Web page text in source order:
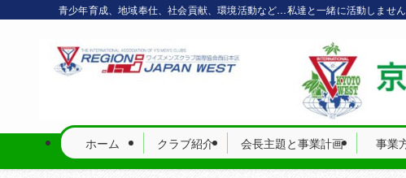
青少年育成、地域奉仕、社会貢献、環境活動など…私達と一緒に活動しませ
ホーム クラブ紹介 会長主題と事業計画 事業